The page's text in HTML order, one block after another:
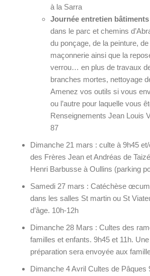
à la Sarra
Journée entretien
dans le parc et chemins
du ponçage, de la peinture,
maçonnerie ainsi que la
verrou… en plus de travaux
branches mortes, nettoyage
Amenez vos outils si vous
ou l’autre pour laquelle vous
Renseignements Jean Louis
87
Dimanche 21 mars : culte à 9h45
des Frères Jean et Andréas de
Henri Barbusse à Oullins (parking
Samedi 27 mars : Catéchèse
dans les salles St martin ou St
d’âge. 10h-12h
Dimanche 28 Mars : Cultes des
familles et enfants. 9h45 et 11h.
préparation sera envoyée aux
Dimanche 4 Avril Cultes de Pâques